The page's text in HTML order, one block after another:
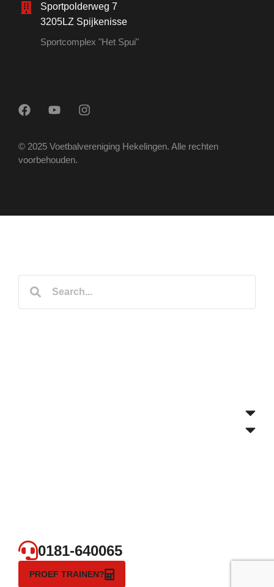
Sportpolderweg 7
3205LZ Spijkenisse
Sportcomplex "Het Spui"
© 2025 Voetbalvereniging Hekelingen. Alle rechten
voorbehouden.
0181-640065
PROEF TRAINEN?